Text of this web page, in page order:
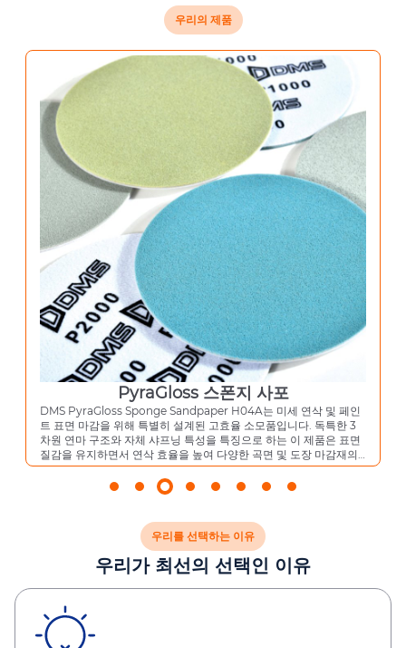
우리의 제품
PyraGloss 스폰지 사포
Sponge Sandpaper H04A는 미세 연삭 및 페인
감을 위해 특별히 설계된 고효율 소모품입니다. 독특한 3
구조와 자체 샤프닝 특성을 특징으로 하는 이 제품은 표면
하면서 연삭 효율을 높여 다양한 곡면 및 도장 마감재의
최적의 솔루션을 제공합니다.
DMS의 T01A
위해 특별히
에 대한 정밀
펀지는 작업물
양한 샌딩 작
우리를 선택하는 이유
우리가 최선의 선택인 이유